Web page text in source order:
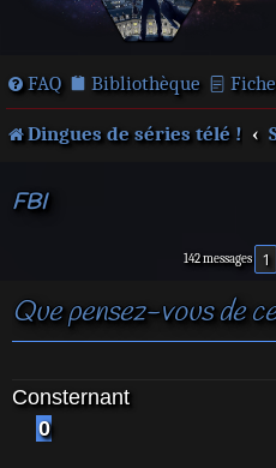
FAQ Bibliothèque
Dingues de séries télé !
FBI
142 messages 1
Que pensez-vous de
Consternant
0